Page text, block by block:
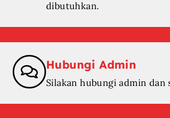
dibutuhkan.
Hubungi Admin
Silakan hubungi admin dan